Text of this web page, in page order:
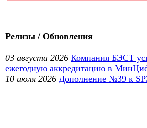
Релизы / Обновления
03 августа 2026 Компания БЭСТ
ежегодную аккредитацию в
10 июля 2026 Дополнение №39 к